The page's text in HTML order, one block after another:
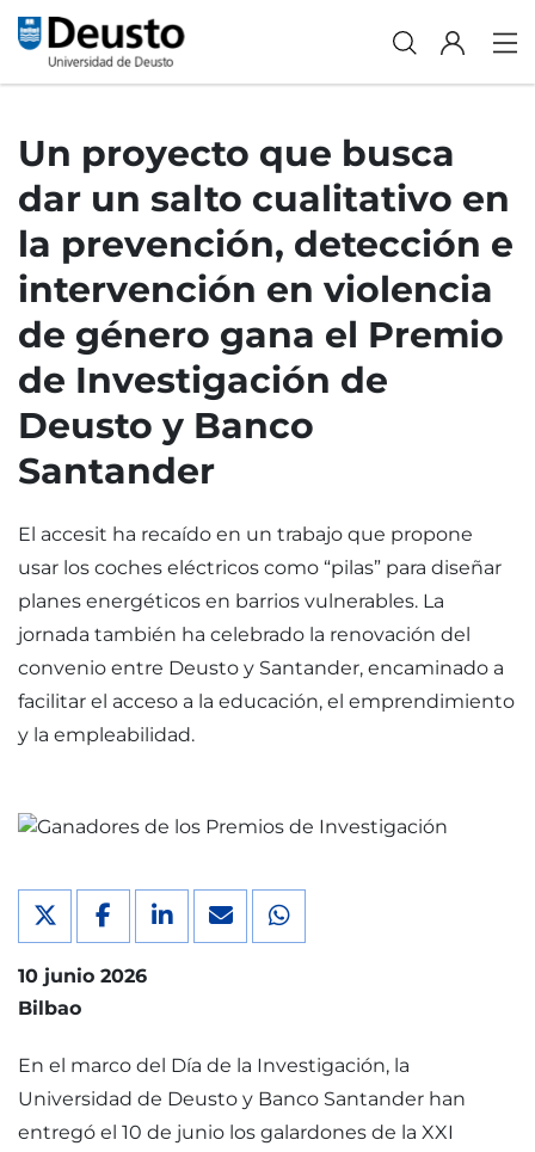
Un proyecto que busca
dar un salto cualitativo en
la prevención, detección e
intervención en violencia
de género gana el Premio
de Investigación de
Deusto y Banco
Santander
El accesit ha recaído en un trabajo que propone
usar los coches eléctricos como “pilas” para diseñar
planes energéticos en barrios vulnerables. La
jornada también ha celebrado la renovación del
convenio entre Deusto y Santander, encaminado a
facilitar el acceso a la educación, el emprendimiento
y la empleabilidad.
10 junio 2026
Bilbao
En el marco del Día de la Investigación, la
Universidad de Deusto y Banco Santander han
entregó el 10 de junio los galardones de la XXI